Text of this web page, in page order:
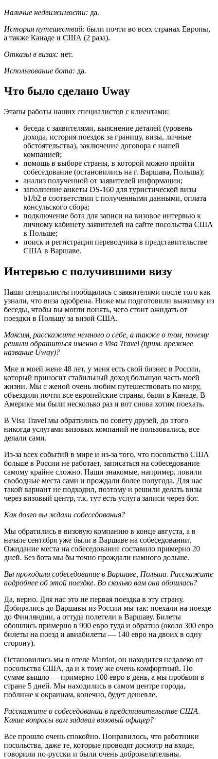
Наличие недвижимости: да.
История путешествий: были почти во всех странах Европы,
а также Канаде и США (2 раза).
Отказы в визах: нет.
Использование бота: да.
Что было сделано Uway
Этапы работы наших специалистов с клиентами:
беседа с заявителями, выяснение деталей (уровень
дохода, история поездок за границу, визы, личные
обстоятельства), заключение договора с нашей
компанией;
помощь в выборе страны, в которой можно пройти
собеседование (остановились на г. Варшава, Польша);
анализ полученной от заявителей информации;
заполнение анкеты DS-160 для туристической визы
b1/b2 в соответствии с полученными данными, оплата
консульского сбора;
подключение бота для записи на визовое интервью к
личному кабинету заявителей на сайте посольства США
в Польше;
поиск и регистрация переводчика в представительстве
США в Варшаве.
Интервью с получившими визу
Наши специалисты пообщались с заявителями после того как
узнали, что виза одобрена. Ниже мы подготовили выжимку из
беседы, чтобы вы могли понять, чего стоит ожидать от
поездки в Польшу за визой США.
Максим, расскажите немного о себе, а также о том, почему
решили обратиться именно в Visa Travel (прим. прежнее
название Uway)?
Мне и моей жене 48 лет, у меня есть свой бизнес в России,
который приносит стабильный доход большую часть моей
жизни. Мы с женой очень любим путешествовать по миру,
объездили почти все европейские страны, были в Канаде. В
Америке мы были несколько раз и вот снова хотим поехать.
В Visa Travel мы обратились по совету друзей, до этого
никогда услугами визовых компаний не пользовались, все
делали сами.
Из-за всех событий в мире и из-за того, что посольство США
больше в России не работает, записаться на собеседование
самому крайне сложно. Наши знакомые, например, ловили
свободные места сами и прождали более полугода. Для нас
такой вариант не подходил, поэтому и решили делать визы
через визовый центр, т.к. тут есть услуга записи через бот.
Как долго вы ждали собеседования?
Мы обратились в визовую компанию в конце августа, а в
начале сентября уже были в Варшаве на собеседовании.
Ожидание места на собеседование составило примерно 20
дней. Без бота мы бы точно прождали намного дольше.
Вы проходили собеседование в Варшаве, Польша. Расскажите
подробнее об этой поездке. Во сколько вам она обошлась?
Да, верно. Для нас это не первая поездка в эту страну.
Добирались до Варшавы из России мы так: поехали на поезде
до Финляндии, а оттуда полетели в Варшаву. Билеты
обошлись примерно в 900 евро туда и обратно (около 300 евро
билеты на поезд и авиабилеты — 140 евро на двоих в одну
сторону).
Остановились мы в отеле Marriot, он находится недалеко от
посольства США, да и к тому же очень комфортный. По
сумме вышло — примерно 100 евро в день, а мы пробыли в
стране 5 дней. Мы находились в самом центре города,
поближе к окраинам, конечно, будет дешевле.
Расскажите о собеседовании в представительстве США.
Какие вопросы вам задавал визовый офицер?
Все прошло очень спокойно. Понравилось, что работники
посольства, даже те, которые проводят досмотр на входе,
говорили по-русски и были очень доброжелательны.